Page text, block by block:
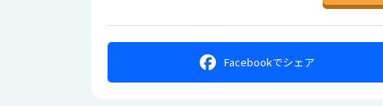
Facebookでシェア